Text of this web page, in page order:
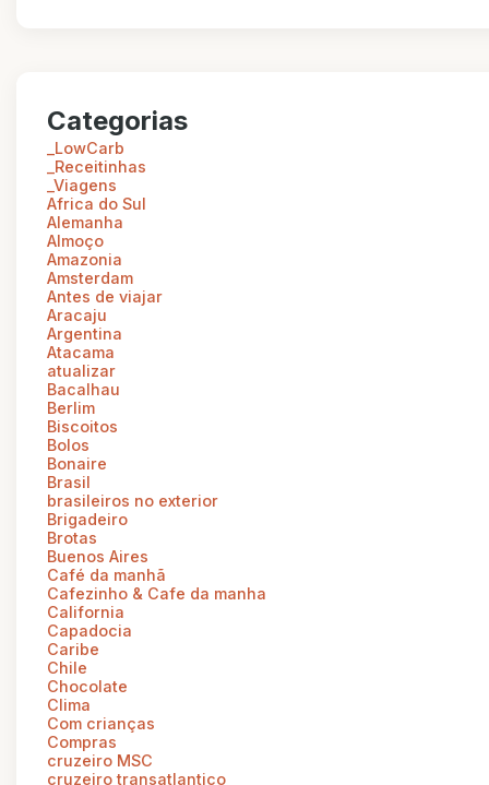
Categorias
_LowCarb
_Receitinhas
_Viagens
Africa do Sul
Alemanha
Almoço
Amazonia
Amsterdam
Antes de viajar
Aracaju
Argentina
Atacama
atualizar
Bacalhau
Berlim
Biscoitos
Bolos
Bonaire
Brasil
brasileiros no exterior
Brigadeiro
Brotas
Buenos Aires
Café da manhã
Cafezinho & Cafe da manha
California
Capadocia
Caribe
Chile
Chocolate
Clima
Com crianças
Compras
cruzeiro MSC
cruzeiro transatlantico